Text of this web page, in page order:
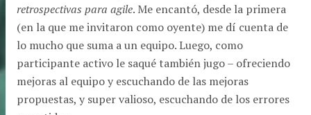
retrospectivas para agile. Me encantó, desde la primera
(en la que me invitaron como oyente) me dí cuenta de
lo mucho que suma a un equipo. Luego, como
participante activo le saqué también jugo – ofreciendo
mejoras al equipo y escuchando de las mejoras
propuestas, y super valioso, escuchando de los errores